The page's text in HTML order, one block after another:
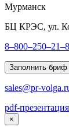
Мурманск
БЦ КРЭС, ул.
Заполнить бриф
sales@pr-
pdf-
×